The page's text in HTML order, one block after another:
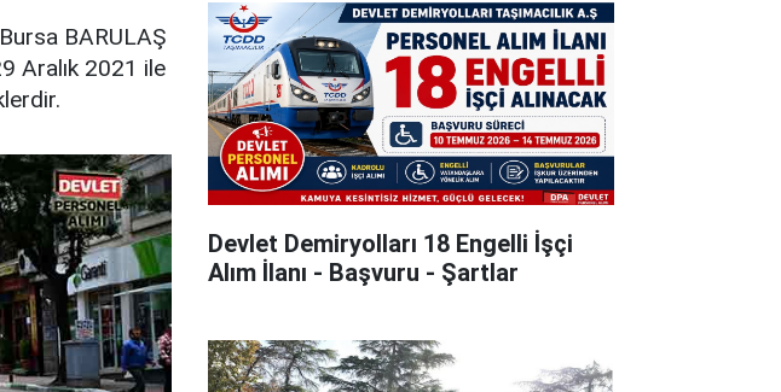
BARULAŞ
Aralık 2021 ile
Devlet Demiryolları 18 Engelli İşçi
Alım İlanı - Başvuru - Şartlar